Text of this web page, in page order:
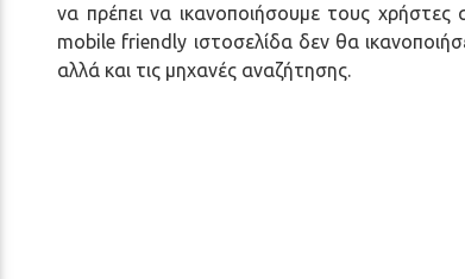
να πρέπει να ικανοποιήσουμε τους
mobile friendly ιστοσελίδα δεν θα
αλλά και τις μηχανές αναζήτησης.